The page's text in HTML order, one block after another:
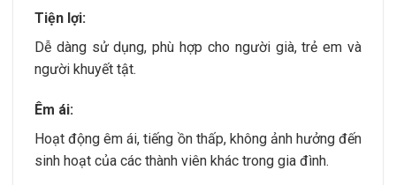
Tiện lợi:
Dễ dàng sử dụng, phù hợp cho người già, trẻ em và
người khuyết tật.
Êm ái:
Hoạt động êm ái, tiếng ồn thấp, không ảnh hưởng đến
sinh hoạt của các thành viên khác trong gia đình.